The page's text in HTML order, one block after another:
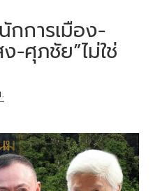
การเมือง-
-ศุภชัย”ไม่ใช่